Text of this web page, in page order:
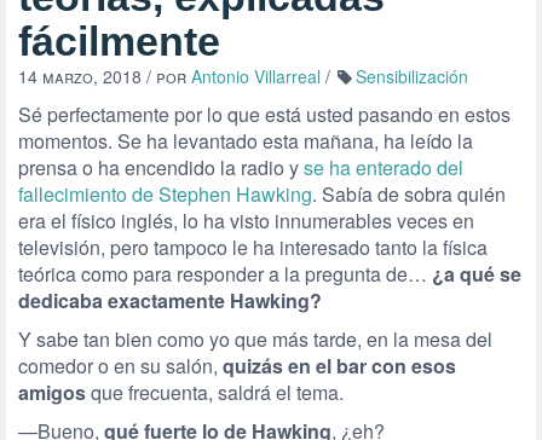
fácilmente
14 marzo, 2018 / por Antonio Villarreal / Sensibilización
Sé perfectamente por lo que está usted pasando en estos
momentos. Se ha levantado esta mañana, ha leído la
prensa o ha encendido la radio yse ha enterado del
fallecimiento de Stephen Hawking. Sabía de sobra quién
era el físico inglés, lo ha visto innumerables veces en
televisión, pero tampoco le ha interesado tanto la física
teórica como para responder a la pregunta de… ¿a qué se
dedicaba exactamente Hawking?
Y sabe tan bien como yo que más tarde, en la mesa del
comedor o en su salón, quizás en el bar con esos
amigosque frecuenta, saldrá el tema.
—Bueno, qué fuerte lo de Hawking, ¿eh?